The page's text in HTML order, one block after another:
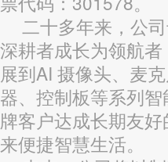
二十多年来，公
深耕者成长为领航
展到AI 摄像头、麦
器、控制板等系列
牌客户达成长期友
来便捷智慧生活。